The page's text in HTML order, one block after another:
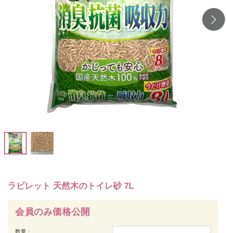
ラビレット 天然木のトイレ砂 7L
会員のみ価格公開
数量：